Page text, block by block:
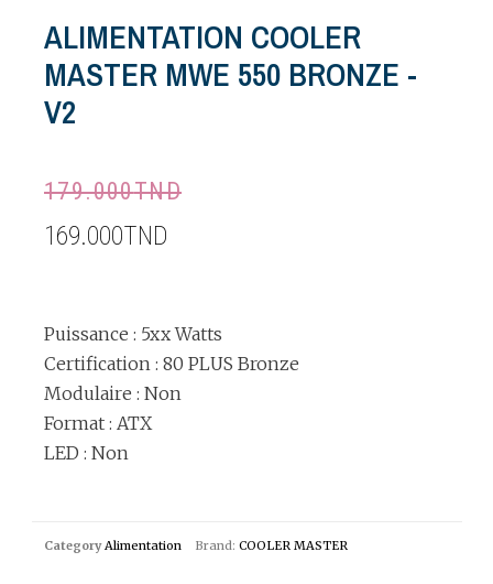
ALIMENTATION COOLER
MASTER MWE 550 BRONZE -
V2
179.000TND
169.000TND
Puissance : 5xx Watts
Certification : 80 PLUS Bronze
Modulaire : Non
Format : ATX
LED : Non
Category Alimentation Brand: COOLER MASTER